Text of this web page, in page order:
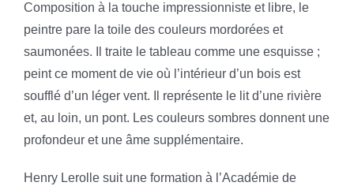
Composition à la touche impressionniste et libre, le
peintre pare la toile des couleurs mordorées et
saumonées. Il traite le tableau comme une esquisse ;
peint ce moment de vie où l’intérieur d’un bois est
soufflé d’un léger vent. Il représente le lit d’une rivière
et, au loin, un pont. Les couleurs sombres donnent une
profondeur et une âme supplémentaire.
Henry Lerolle suit une formation à l’Académie de